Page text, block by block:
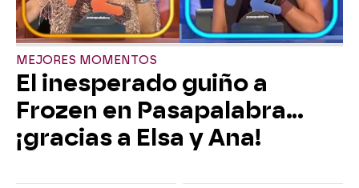
MEJORES MOMENTOS
El inesperado guiño a
Frozen en Pasapalabra…
¡gracias a Elsa y Ana!